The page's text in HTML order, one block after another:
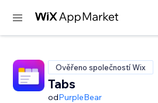
Ověřeno společností Wix
Tabs
odPurpleBear